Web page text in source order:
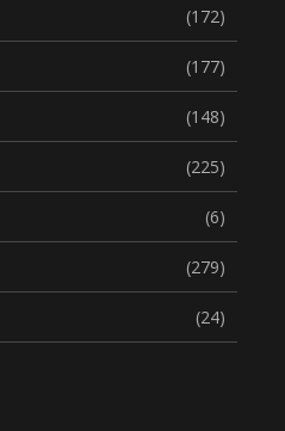
(172)
(177)
(148)
(225)
(6)
(279)
(24)